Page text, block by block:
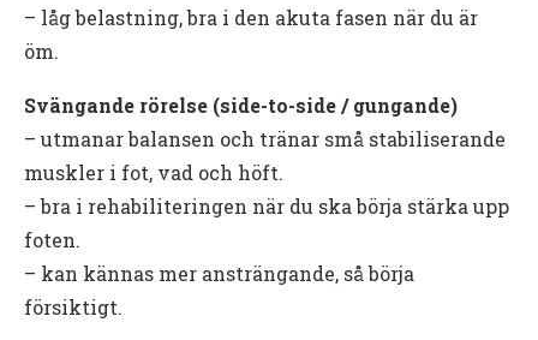
– låg belastning, bra i den akuta fasen när du är
öm.
Svängande rörelse (side-to-side / gungande)
– utmanar balansen och tränar små stabiliserande
muskler i fot, vad och höft.
– bra i rehabiliteringen när du ska börja stärka upp
foten.
– kan kännas mer ansträngande, så börja
försiktigt.